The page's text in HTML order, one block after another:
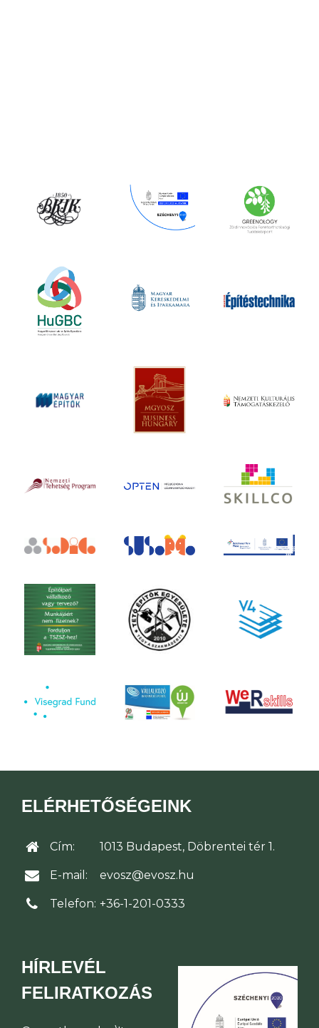
ELÉRHETŐSÉGEINK
Cím: 1013 Budapest, Döbrentei tér 1.
E-mail: evosz@evosz.hu
Telefon: +36-1-201-0333
HÍRLEVÉL
FELIRATKOZÁS